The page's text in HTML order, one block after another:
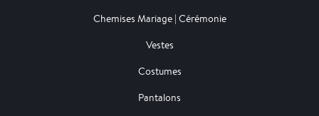
Chemises Mariage | Cérémonie
Vestes
Costumes
Pantalons